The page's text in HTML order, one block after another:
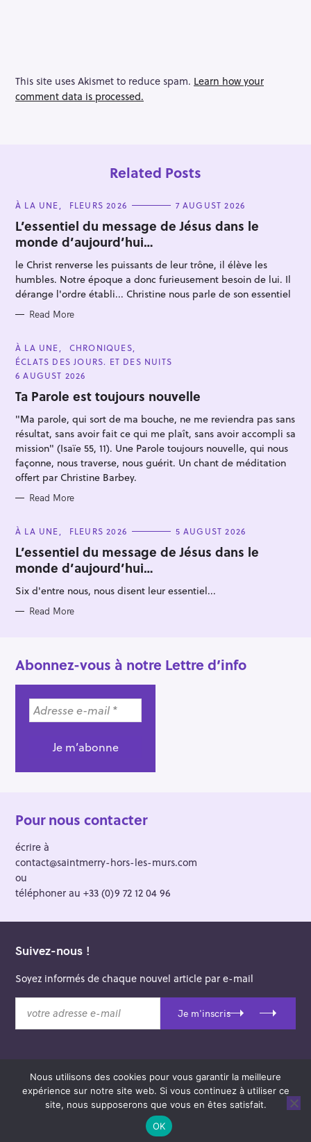
This site uses Akismet to reduce spam. Learn how your
comment data is processed.
Related Posts
C
T
E
G
O
R
I
E
S
À LA UNE FLEURS 2026 7 AUGUST 2026
L’essentiel du message de Jésus dans le
monde d’aujourd’hui…
le Christ renverse les puissants de leur trône, il élève les
humbles. Notre époque a donc furieusement besoin de lui. Il
dérange l'ordre établi... Christine nous parle de son essentiel
Read More
C
A
T
E
G
O
R
E
À LA UNE
CHRONIQUES
ÉCLATS DES JOURS. ET DES NUITS
6 AUGUST 2026
Ta Parole est toujours nouvelle
"Ma parole, qui sort de ma bouche, ne me reviendra pas sans
résultat, sans avoir fait ce qui me plaît, sans avoir accompli sa
mission" (Isaïe 55, 11). Une Parole toujours nouvelle, qui nous
façonne, nous traverse, nous guérit. Un chant de méditation
offert par Christine Barbey.
Read More
C
T
E
G
O
R
I
S
À LA UNE FLEURS 2026 5 AUGUST 2026
L’essentiel du message de Jésus dans le
monde d’aujourd’hui…
Six d'entre nous, nous disent leur essentiel...
Read More
Abonnez-vous à notre Lettre d’info
Pour nous contacter
écrire à
contact@saintmerry-hors-les-murs.com
ou
téléphoner au +33 (0)9 72 12 04 96
Suivez-nous !
Soyez informés de chaque nouvel article par e-mail
t
Je m'inscris
© 2026 Saint-Merry Hors-les-Murs.
Theme: Felt byPixelgrade.
Nous utilisons des cookies pour vous garantir la meilleure
expérience sur notre site web. Si vous continuez à utiliser ce
site, nous supposerons que vous en êtes satisfait.
OK